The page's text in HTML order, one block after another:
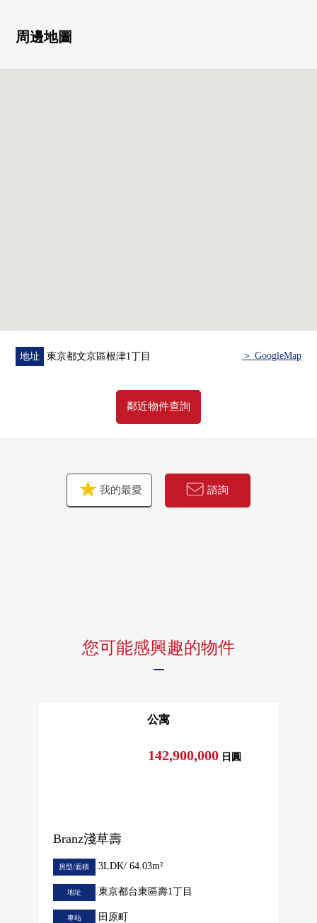
熟。
周邊地圖
地址 東京都文京區根津1丁目 ＞ GoogleMap
鄰近物件查詢
我的最愛 諮詢
您可能感興趣的物件
公寓
Branz淺草壽
142,900,000 日圓
房型/面積 3LDK/ 64.03m²
地址 東京都台東區壽1丁目
車站 田原町